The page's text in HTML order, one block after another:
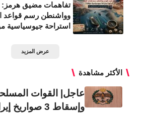
تفاهمات مضيق هرمز:
وواشنطن رسم قواعد
استراحة جيوسياسية
عرض المزيد
الأكثر مشاهدة
عاجل| القوات
وإسقاط 3